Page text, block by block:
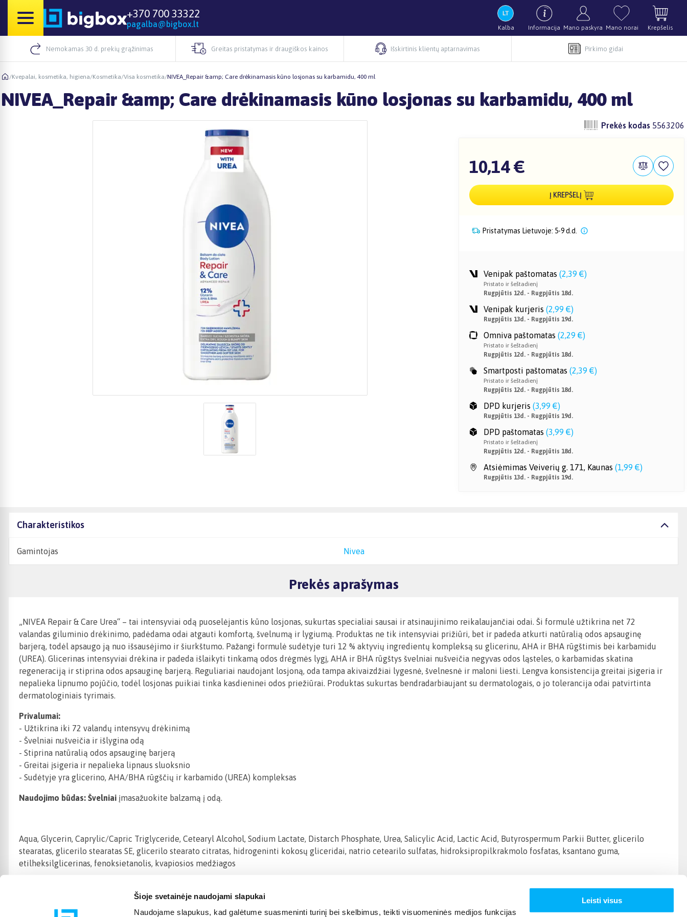
Šioje svetainėje naudojami slapukai
Naudojame slapukus, kad galėtume suasmeninti turinį bei skelbimus, teikti visuomeninės medijos funkcijas
Leisti visus
+370 700 33322
pagalba@bigbox.lt Kalba Informacija Mano paskyra Mano norai Krepšelis
Nemokamas 30 d. prekių grąžinimas Greitas pristatymas ir draugiškos kainos Išskirtinis klientų aptarnavimas Pirkimo gidai
/Kvepalai, kosmetika, higiena/Kosmetika/Visa kosmetika/NIVEA_Repair &amp; Care drėkinamasis kūno losjonas su karbamidu, 400 ml
NIVEA_Repair &amp; Care drėkinamasis kūno losjonas su karbamidu, 400 ml
Prekės kodas 5563206
10,14 €
Į KREPŠELĮ
Pristatymas Lietuvoje: 5-9 d.d.
Venipak paštomatas (2,39 €)
Pristato ir šeštadienį
Rugpjūtis 12d. - Rugpjūtis 18d.
Venipak kurjeris (2,99 €)
Rugpjūtis 13d. - Rugpjūtis 19d.
Omniva paštomatas (2,29 €)
Pristato ir šeštadienį
Rugpjūtis 12d. - Rugpjūtis 18d.
Smartposti paštomatas (2,39 €)
Pristato ir šeštadienį
Rugpjūtis 12d. - Rugpjūtis 18d.
DPD kurjeris (3,99 €)
Rugpjūtis 13d. - Rugpjūtis 19d.
DPD paštomatas (3,99 €)
Pristato ir šeštadienį
Rugpjūtis 12d. - Rugpjūtis 18d.
Atsiėmimas Veiverių g. 171, Kaunas (1,99 €)
Rugpjūtis 13d. - Rugpjūtis 19d.
Charakteristikos
Gamintojas Nivea
Prekės aprašymas
„NIVEA Repair & Care Urea“ – tai intensyviai odą puoselėjantis kūno losjonas, sukurtas specialiai sausai ir atsinaujinimo reikalaujančiai odai. Ši formulė užtikrina net 72
valandas giluminio drėkinimo, padėdama odai atgauti komfortą, švelnumą ir lygiumą. Produktas ne tik intensyviai prižiūri, bet ir padeda atkurti natūralią odos apsauginę
barjerą, todėl apsaugo ją nuo išsausėjimo ir šiurkštumo. Pažangi formulė sudėtyje turi 12 % aktyvių ingredientų kompleksą su glicerinu, AHA ir BHA rūgštimis bei karbamidu
(UREA). Glicerinas intensyviai drėkina ir padeda išlaikyti tinkamą odos drėgmės lygį, AHA ir BHA rūgštys švelniai nušveičia negyvas odos ląsteles, o karbamidas skatina
regeneraciją ir stiprina odos apsauginę barjerą. Reguliariai naudojant losjoną, oda tampa akivaizdžiai lygesnė, švelnesnė ir maloni liesti. Lengva konsistencija greitai įsigeria ir
nepalieka lipnumo pojūčio, todėl losjonas puikiai tinka kasdieninei odos priežiūrai. Produktas sukurtas bendradarbiaujant su dermatologais, o jo tolerancija odai patvirtinta
dermatologiniais tyrimais.
Privalumai:
- Užtikrina iki 72 valandų intensyvų drėkinimą
- Švelniai nušveičia ir išlygina odą
- Stiprina natūralią odos apsauginę barjerą
- Greitai įsigeria ir nepalieka lipnaus sluoksnio
- Sudėtyje yra glicerino, AHA/BHA rūgščių ir karbamido (UREA) kompleksas
Naudojimo būdas: Švelniai įmasažuokite balzamą į odą.
Aqua, Glycerin, Caprylic/Capric Triglyceride, Cetearyl Alcohol, Sodium Lactate, Distarch Phosphate, Urea, Salicylic Acid, Lactic Acid, Butyrospermum Parkii Butter, glicerilo
stearatas, glicerilo stearatas SE, glicerilo stearato citratas, hidrogeninti kokosų gliceridai, natrio cetearilo sulfatas, hidroksipropilkrakmolo fosfatas, ksantano guma,
etilheksilglicerinas, fenoksietanolis, kvapiosios medžiagos